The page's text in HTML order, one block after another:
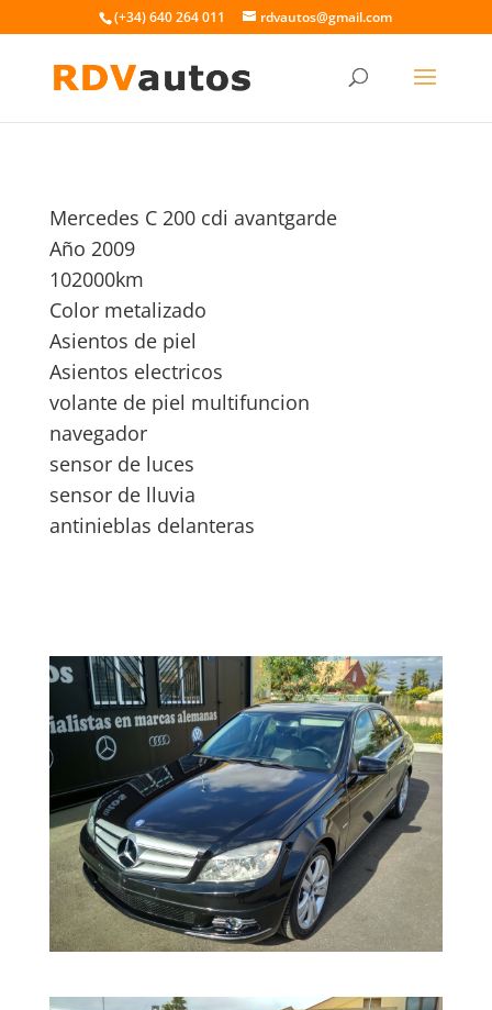
(+34) 640 264 011 rdvautos@gmail.com
Mercedes C 200 cdi avantgarde
Año 2009
102000km
Color metalizado
Asientos de piel
Asientos electricos
volante de piel multifuncion
navegador
sensor de luces
sensor de lluvia
antinieblas delanteras